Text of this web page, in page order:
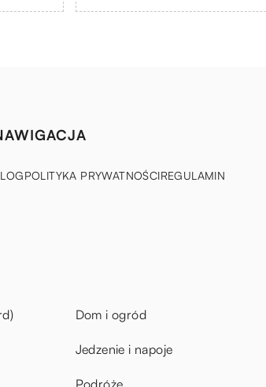
POLITYKA PRYWATNOŚCIREGULAMIN
Dom i ogród
Jedzenie i napoje